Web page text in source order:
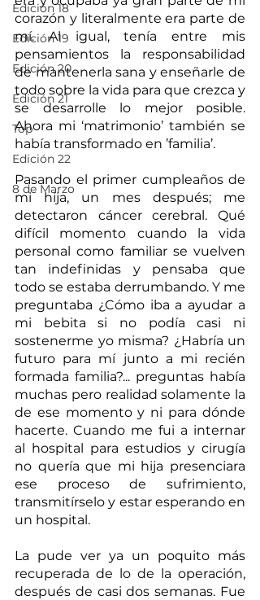
Edición 18
Edición 19
Edición 20
Edición 21
Top
Edición 22
8 de Marzo
corazón y literalmente era parte de
mí. Al igual, tenía entre mis
pensamientos la responsabilidad
de mantenerla sana y enseñarle de
todo sobre la vida para que crezca y
se desarrolle lo mejor posible.
Ahora mi ‘matrimonio’ también se
había transformado en ’familia’.
Pasando el primer cumpleaños de
mi hija, un mes después; me
detectaron cáncer cerebral. Qué
difícil momento cuando la vida
personal como familiar se vuelven
tan indefinidas y pensaba que
todo se estaba derrumbando. Y me
preguntaba ¿Cómo iba a ayudar a
mi bebita si no podía casi ni
sostenerme yo misma? ¿Habría un
futuro para mí junto a mi recién
formada familia?... preguntas había
muchas pero realidad solamente la
de ese momento y ni para dónde
hacerte. Cuando me fui a internar
al hospital para estudios y cirugía
no quería que mi hija presenciara
ese proceso de sufrimiento,
transmitírselo y estar esperando en
un hospital.
La pude ver ya un poquito más
recuperada de lo de la operación,
después de casi dos semanas. Fue